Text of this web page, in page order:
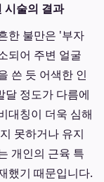
시술의 결과
한 불만은 '부자
되어 주변 얼굴
쓴 듯 어색한 인
달 정도가 다름에
대칭이 더욱 심해
못하거나 유지
개인의 근육 특
했기 때문입니다.